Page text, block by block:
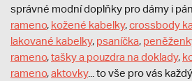
správné modní doplňky pro dámy i
rameno, kožené kabelky,crossbody
lakované kabelky, psaníčka,
rameno,tašky a pouzdra na doklady,
rameno,aktovky... to vše pro vás